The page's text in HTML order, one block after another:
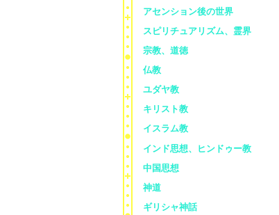
アセンション後の世界
スピリチュアリズム、霊界
宗教、道徳
仏教
ユダヤ教
キリスト教
イスラム教
インド思想、ヒンドゥー教
中国思想
神道
ギリシャ神話